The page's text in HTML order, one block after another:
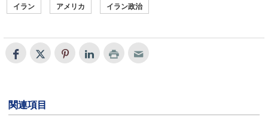
イラン アメリカ イラン政治
関連項目